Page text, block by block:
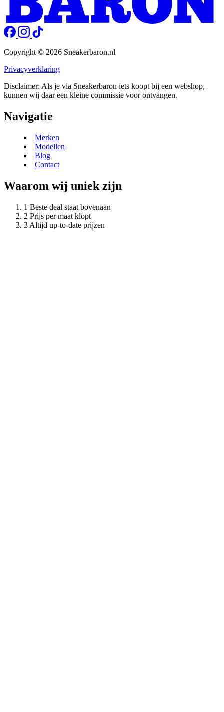
Copyright © 2026 Sneakerbaron.nl
Privacyverklaring
Disclaimer: Als je via Sneakerbaron iets koopt bij een webshop,
kunnen wij daar een kleine commissie voor ontvangen.
Navigatie
Merken
Modellen
Blog
Contact
Waarom wij uniek zijn
Beste deal staat bovenaan
Prijs per maat klopt
Altijd up-to-date prijzen